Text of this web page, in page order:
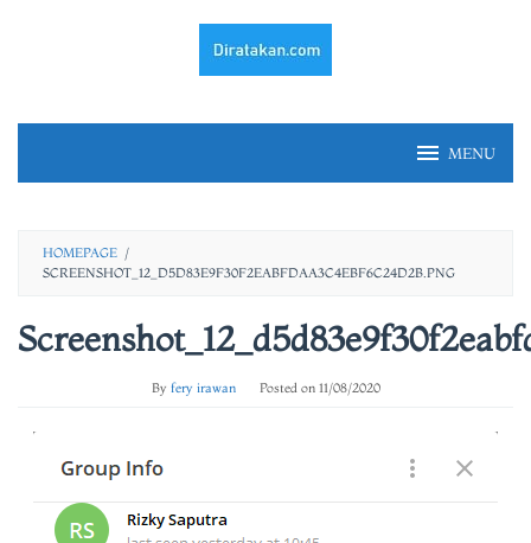
MENU
HOMEPAGE /
SCREENSHOT_12_D5D83E9F30F2EABFDAA3C4EBF6C24D2B.PNG
By fery irawan Posted on 11/08/2020